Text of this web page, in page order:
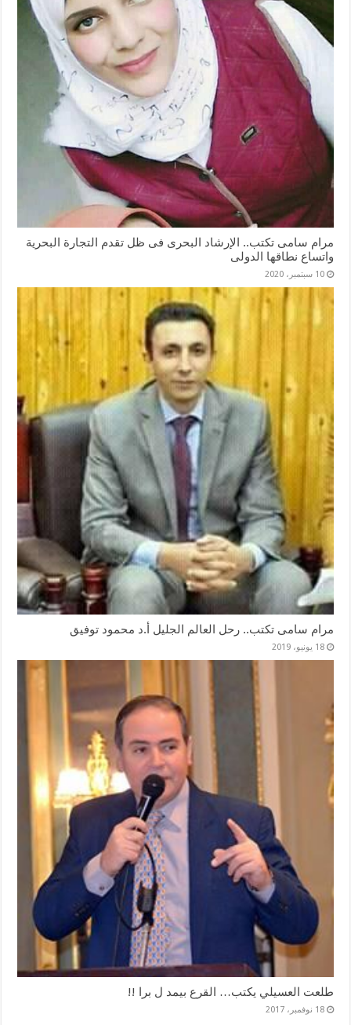
مرام سامى تكتب.. الإرشاد البحرى فى ظل تقدم التجارة البحرية
واتساع نطاقها الدولى
10 سبتمبر، 2020
مرام سامى تكتب.. رحل العالم الجليل أ.د محمود توفيق
18 يونيو، 2019
طلعت العسيلي يكتب… القرع بيمد ل برا !!
18 نوفمبر، 2017